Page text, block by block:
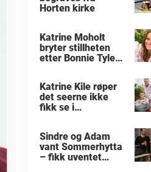
Horten kirke
Katrine Moholt
bryter stillheten
etter Bonnie Tylers
Katrine Kile røper
det seerne ikke
fikk se i
Sindre og Adam
vant Sommerhytta
– fikk uventet